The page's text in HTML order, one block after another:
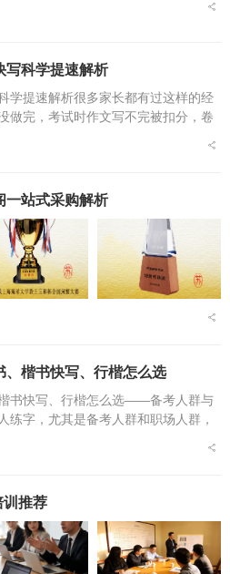
写科学提速解析
学提速解析很多家长都有过这样的经
做完，考试时作文写不完被扣分，卷
。据相关调查显示，67%的小学生存
一站式采购解析
、楷书快写、行楷怎么选
书快写、行楷怎么选——备考人群与
练字，尤其是备考人群和职场人群，
改善，到底该练标准楷书，还是练楷
训推荐